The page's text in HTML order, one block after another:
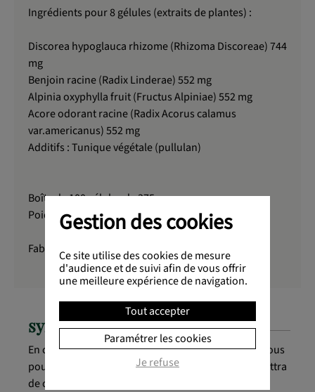
Ingrédients pour 8 gélules (extraits de plantes) :
Discorea hypoglauca rhizome (Rhizoma Discoreae) 744
mg
Benjoin racine (Radix Linderae) 552 mg
Alpinia oxyphylla fruit (Fructus Alpiniae) 552 mg
Acore odorant racine (Radix Acorus calamus
var.americanus) 552 mg
Additifs : Tunique végétale (pullulan)
Boîte de 100 gélules de 375 mg.
Poids net : 37,5 g
Fabrication française.
synergie
En cas de prostatite (inflammation de la prostate) vous
pouvez associer le
Long dan xie gan pian
qui permettra
de chasser l'humidité.
Gestion des cookies
Ce site utilise des cookies de mesure
d'audience et de suivi afin de vous offrir
une meilleure expérience de navigation.
Tout accepter
Paramétrer les cookies
Je refuse